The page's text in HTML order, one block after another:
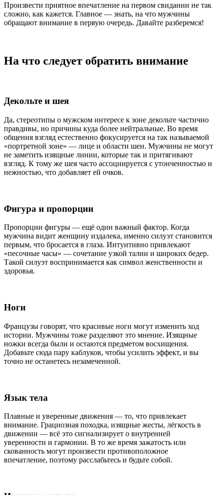
Произвести приятное впечатление на первом свидании не так
сложно, как кажется. Главное — знать, на что мужчины
обращают внимание в первую очередь. Давайте разберемся!
На что следует обратить внимание
Декольте и шея
Да, стереотипы о мужском интересе к зоне декольте частично
правдивы, но причины куда более нейтральные. Во время
общения взгляд естественно фокусируется на так называемой
«портретной зоне» — лице и области шеи. Мужчины не могут
не заметить изящные линии, которые так и притягивают
взгляд. К тому же шея часто ассоциируется с утонченностью и
нежностью, что добавляет ей очков.
Фигура и пропорции
Пропорции фигуры — ещё один важный фактор. Когда
мужчина видит женщину издалека, именно силуэт становится
первым, что бросается в глаза. Интуитивно привлекают
«песочные часы» — сочетание узкой талии и широких бедер.
Такой силуэт воспринимается как символ женственности и
здоровья.
Ноги
Французы говорят, что красивые ноги могут изменить ход
истории. Мужчины тоже разделяют это мнение. Изящные
ножки всегда были и остаются предметом восхищения.
Добавьте сюда пару каблуков, чтобы усилить эффект, и вы
точно не останетесь незамеченной.
Язык тела
Плавные и уверенные движения — то, что привлекает
внимание. Грациозная походка, изящные жесты, лёгкость в
движении — всё это сигнализирует о внутренней
уверенности и гармонии. В то же время зажатость или
скованность могут произвести противоположное
впечатление, поэтому расслабьтесь и будьте собой.